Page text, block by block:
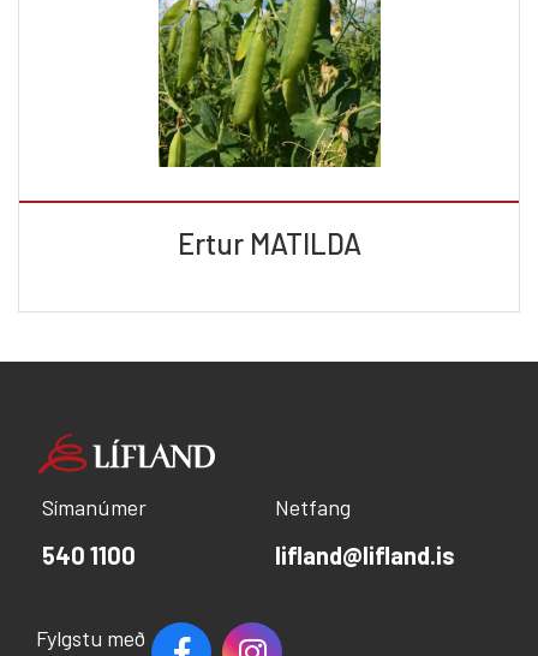
Ertur MATILDA
Símanúmer
540 1100
Netfang
lifland@lifland.is
Fylgstu með